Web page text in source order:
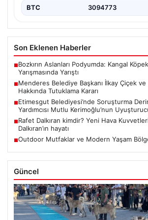
BTC 3094773
Son Eklenen Haberler
■Bozkırın Aslanları Podyumda: Kangal
Yarışmasında Yarıştı
■Menderes Belediye Başkanı İlkay Çiçek
Hakkında Tutuklama Kararı
■Etimesgut Belediyesi’nde Soruşturma
Yardımcısı Mutlu Kerimoğlu’nun
■Rafet Dalkıran kimdir? Yeni Hava
Dalkıran’ın hayatı
■Outdoor Mutfaklar ve Modern Yaşam
Güncel